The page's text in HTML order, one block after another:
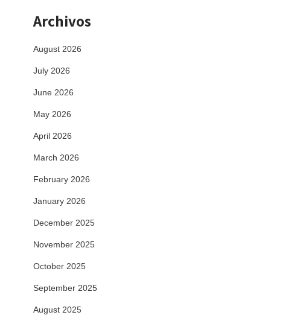
Archivos
August 2026
July 2026
June 2026
May 2026
April 2026
March 2026
February 2026
January 2026
December 2025
November 2025
October 2025
September 2025
August 2025